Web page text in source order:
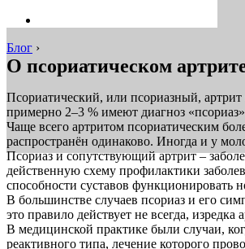
Блог ›
О псориатическом
Псориатический, или псориазный,
примерно 2–3 % имеют диагноз
Чаще всего артритом псориатическим
распространён одинаково. Иногда и у
Псориаз и сопутствующий артрит –
действенную схему профилактики
способности суставов функционировать
В большинстве случаев псориаз и его
это правило действует не всегда,
В медицинской практике были случаи,
реактивного типа, лечение которого